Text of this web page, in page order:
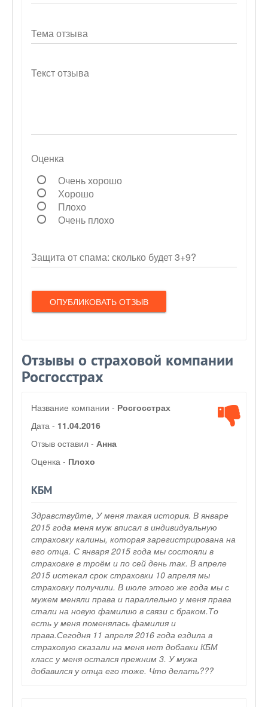
Тема отзыва
Текст отзыва
Оценка
Очень хорошо
Хорошо
Плохо
Очень плохо
Защита от спама: сколько будет 3+9?
ОПУБЛИКОВАТЬ ОТЗЫВ
Отзывы о страховой компании
Росгосстрах
Название компании - Росгосстрах
Дата - 11.04.2016
Отзыв оставил - Анна
Оценка - Плохо
КБМ
Здравствуйте, У меня такая история. В январе
2015 года меня муж вписал в индивидуальную
страховку калины, которая зарегистрирована на
его отца. С января 2015 года мы состояли в
страховке в троём и по сей день так. В апреле
2015 истекал срок страховки 10 апреля мы
страховку получили. В июле этого же года мы с
мужем меняли права и параллельно у меня права
стали на новую фамилию в связи с браком.То
есть у меня поменялась фамилия и
права.Сегодня 11 апреля 2016 года ездила в
страховую сказали на меня нет добавки КБМ
класс у меня остался прежним 3. У мужа
добавился у отца его тоже. Что делать???